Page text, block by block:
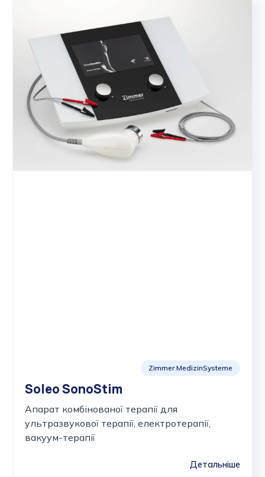
Zimmer MedizinSysteme
Soleo SonoStim
Апарат комбінованої терапії для
ультразвукової терапії, електротерапії,
вакуум-терапії
Детальніше